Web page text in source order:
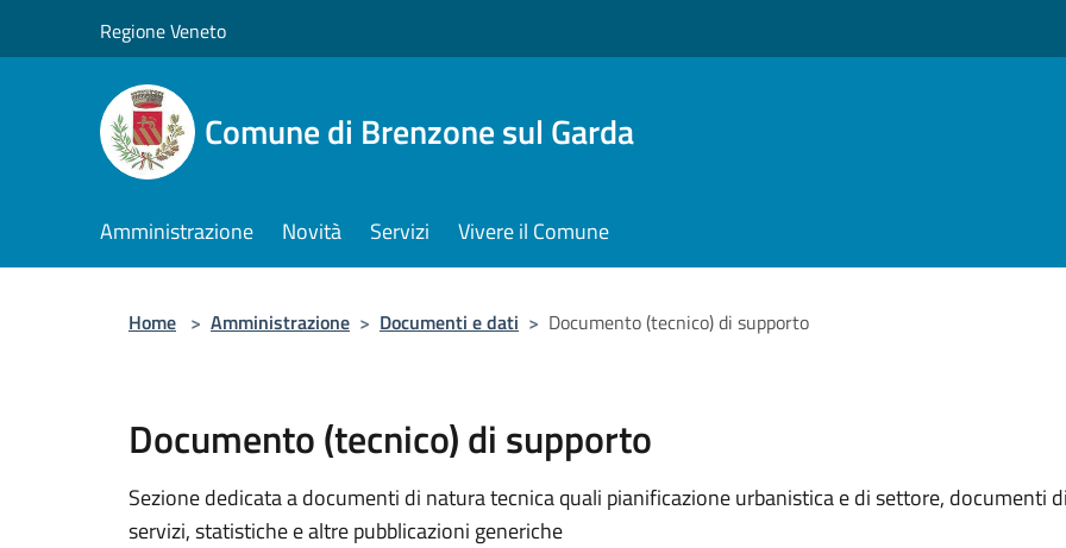
Regione Veneto
Comune di Brenzone sul Garda
Amministrazione Novità Servizi Vivere il Comune
Home > Amministrazione > Documenti e dati > Documento (tecnico) di supporto
Documento (tecnico) di supporto
Sezione dedicata a documenti di natura tecnica quali pianificazione urbanistica e di settore, documenti
servizi, statistiche e altre pubblicazioni generiche